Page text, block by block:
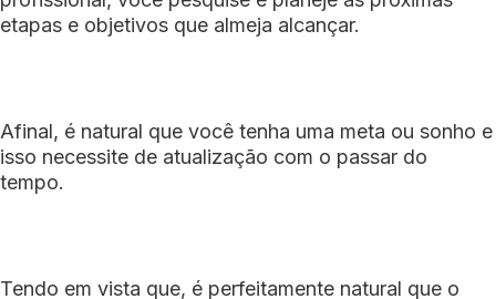
etapas e objetivos que almeja alcançar.
Afinal, é natural que você tenha uma meta ou sonho e
isso necessite de atualização com o passar do
tempo.
Tendo em vista que, é perfeitamente natural que o